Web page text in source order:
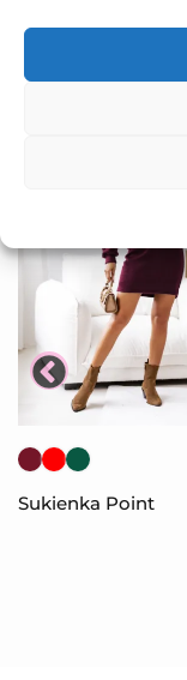
Sukienka Point